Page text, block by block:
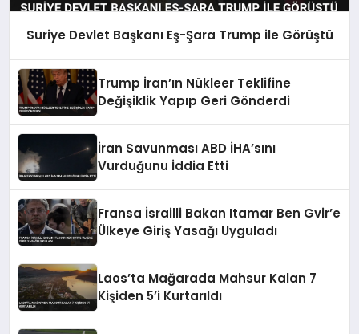
Suriye Devlet Başkanı Eş-Şara Trump ile Görüştü
Trump İran’ın Nükleer Teklifine
Değişiklik Yapıp Geri Gönderdi
İran Savunması ABD İHA’sını
Vurduğunu İddia Etti
Fransa İsrailli Bakan Itamar Ben Gvir’e
Ülkeye Giriş Yasağı Uyguladı
Laos’ta Mağarada Mahsur Kalan 7
Kişiden 5’i Kurtarıldı